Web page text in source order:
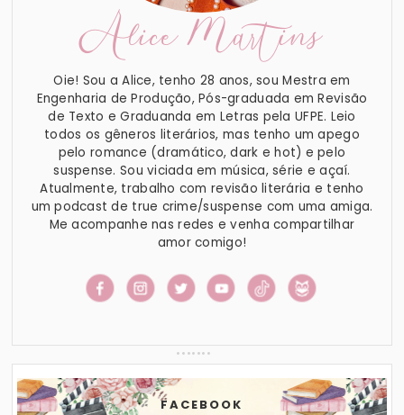
Alice Martins
Oie! Sou a Alice, tenho 28 anos, sou Mestra em
Engenharia de Produção, Pós-graduada em Revisão
de Texto e Graduanda em Letras pela UFPE. Leio
todos os gêneros literários, mas tenho um apego
pelo romance (dramático, dark e hot) e pelo
suspense. Sou viciada em música, série e açaí.
Atualmente, trabalho com revisão literária e tenho
um podcast de true crime/suspense com uma amiga.
Me acompanhe nas redes e venha compartilhar
amor comigo!
FACEBOOK